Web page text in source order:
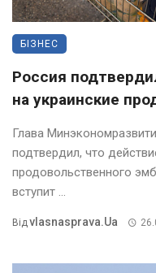
БІЗНЕС
Россия
на украинские
Глава
подтвердил, что
продовольственного
вступит ...
ВідVlasnasprava.ua